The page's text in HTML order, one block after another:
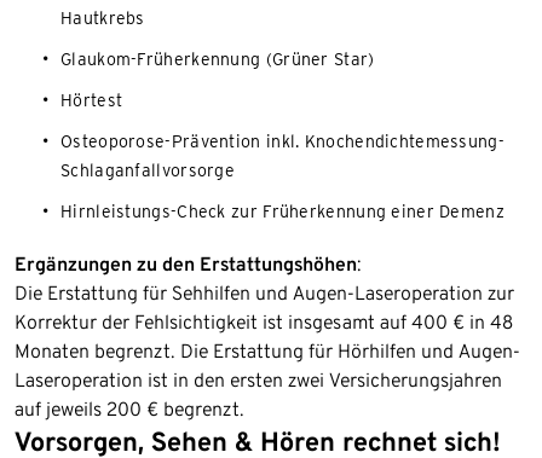
Hautkrebs
Glaukom-Früherkennung (Grüner Star)
Hörtest
Osteoporose-Prävention inkl. Knochendichtemessung-
Schlaganfallvorsorge
Hirnleistungs-Check zur Früherkennung einer Demenz
Ergänzungen zu den Erstattungshöhen:
Die Erstattung für Sehhilfen und Augen-Laseroperation zur
Korrektur der Fehlsichtigkeit ist insgesamt auf 400 € in 48
Monaten begrenzt. Die Erstattung für Hörhilfen und Augen-
Laseroperation ist in den ersten zwei Versicherungsjahren
auf jeweils 200 € begrenzt.
Vorsorgen, Sehen & Hören rechnet sich!